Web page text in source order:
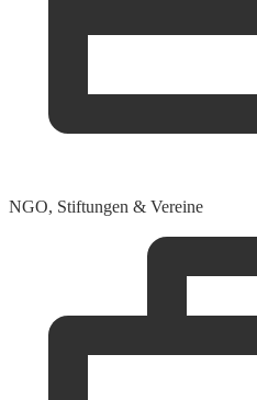
NGO, Stiftungen & Vereine